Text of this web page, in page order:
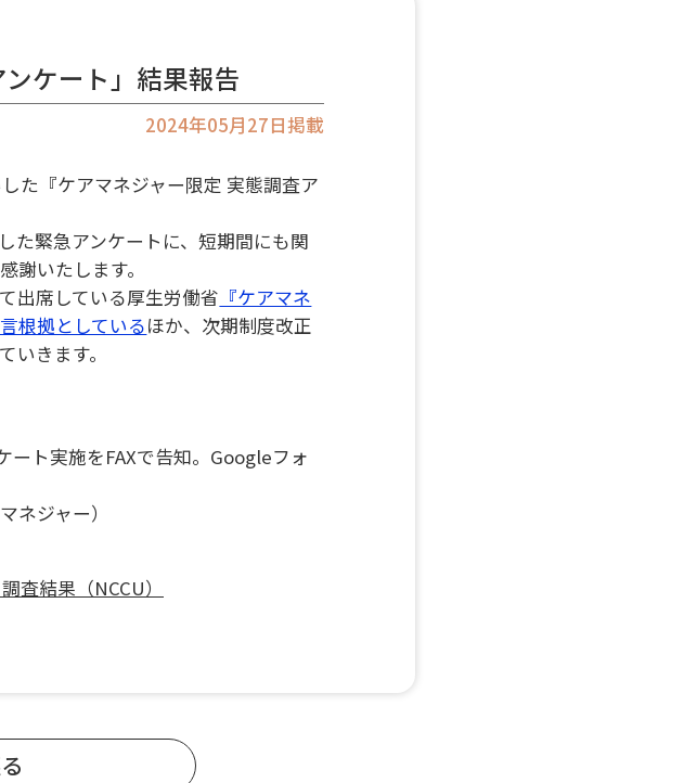
ンケート」結果報告
2024年05月27日掲載
た『ケアマネジャー限定 実態調査ア
た緊急アンケートに、短期間にも関
謝いたします。
出席している厚生労働省 『ケアマネ
根拠としているほか、次期制度改正
きます。
ト実施をFAXで告知。Googleフォ
ネジャー）
査結果（NCCU）